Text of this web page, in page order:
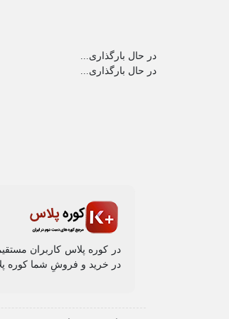
در حال بارگذاری...
در حال بارگذاری...
در کوره پلاس کاربران
در خرید و فروشِ شما کوره